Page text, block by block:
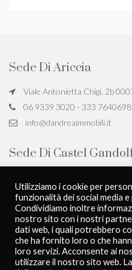
Sede Di Ariccia
Viale Antonietta Chigi, 2b
06 9339 3020 - 333 7640698
info@dandreaimmobili.it
Sede Di Castel
RM
06 9339 3020 - 333 7640698
info@dandreaimmobili.it
D'Andrea Immobili - All
Utilizziamo i cookie per
funzionalità dei social media
Condividiamo inoltre
nostro sito con i nostri
dati web, i quali potrebbero
che ha fornito loro o che
loro servizi. Acconsente ai
utilizzare il nostro sito web.